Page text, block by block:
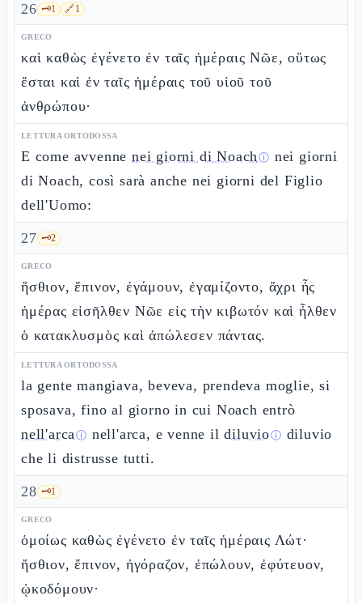
26 🗝️1 🔗1
GRECO
καὶ καθὼς ἐγένετο ἐν ταῖς ἡμέραις Νῶε, οὕτως
ἔσται καὶ ἐν ταῖς ἡμέραις τοῦ υἱοῦ τοῦ
ἀνθρώπου·
LETTURA ORTODOSSA
E come avvennenei giorni di Noachⓘ nei giorni
di Noach, così sarà anche nei giorni del Figlio
dell'Uomo:
27 🗝️2
GRECO
ἤσθιον, ἔπινον, ἐγάμουν, ἐγαμίζοντο, ἄχρι ἧς
ἡμέρας εἰσῆλθεν Νῶε εἰς τὴν κιβωτόν καὶ ἦλθεν
ὁ κατακλυσμὸς καὶ ἀπώλεσεν πάντας.
LETTURA ORTODOSSA
la gente mangiava, beveva, prendeva moglie, si
sposava, fino al giorno in cui Noach entrò
nell'arcaⓘ nell'arca, e venne ildiluvioⓘ diluvio
che li distrusse tutti.
28 🗝️1
GRECO
ὁμοίως καθὼς ἐγένετο ἐν ταῖς ἡμέραις Λώτ·
ἤσθιον, ἔπινον, ἠγόραζον, ἐπώλουν, ἐφύτευον,
ᾠκοδόμουν·